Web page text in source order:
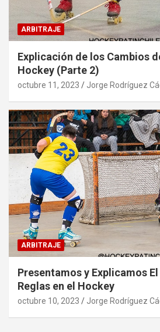
ARBITRAJE
Explicación de los Cambios
Hockey (Parte 2)
octubre 11, 2023 Jorge Rodríguez
ARBITRAJE
Presentamos y Explicamos
Reglas en el Hockey
octubre 10, 2023 Jorge Rodríguez